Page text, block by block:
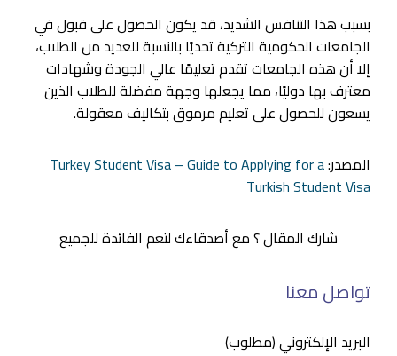
بسبب هذا التنافس الشديد، قد يكون الحصول على قبول في
الجامعات الحكومية التركية تحديًا بالنسبة للعديد من الطلاب،
إلا أن هذه الجامعات تقدم تعليمًا عالي الجودة وشهادات
معترف بها دوليًا، مما يجعلها وجهة مفضلة للطلاب الذين
يسعون للحصول على تعليم مرموق بتكاليف معقولة.
المصدر:Turkey Student Visa – Guide to Applying for a
Turkish Student Visa
شارك المقال ؟ مع أصدقاءك لتعم الفائدة للجميع
تواصل معنا
البريد الإلكتروني (مطلوب)